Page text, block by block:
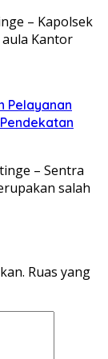
– Kapolsek
aula Kantor
Pelayanan
– Sentra
salah
Ruas yang